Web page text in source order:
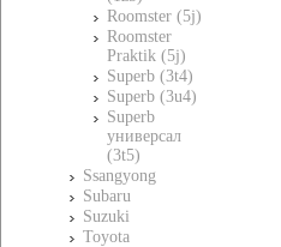
Roomster (5j)
Roomster
Praktik (5j)
Superb (3t4)
Superb (3u4)
Superb
универсал
(3t5)
Ssangyong
Subaru
Suzuki
Toyota